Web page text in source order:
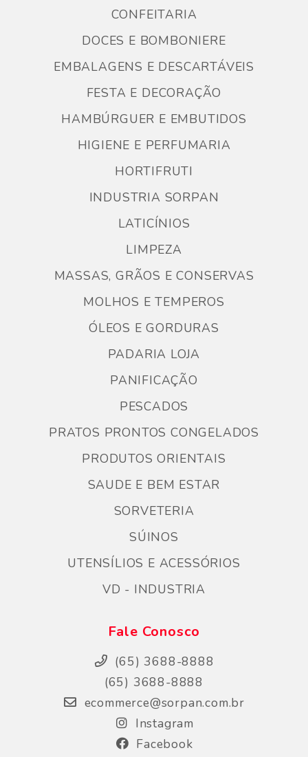
CONFEITARIA
DOCES E BOMBONIERE
EMBALAGENS E DESCARTÁVEIS
FESTA E DECORAÇÃO
HAMBÚRGUER E EMBUTIDOS
HIGIENE E PERFUMARIA
HORTIFRUTI
INDUSTRIA SORPAN
LATICÍNIOS
LIMPEZA
MASSAS, GRÃOS E CONSERVAS
MOLHOS E TEMPEROS
ÓLEOS E GORDURAS
PADARIA LOJA
PANIFICAÇÃO
PESCADOS
PRATOS PRONTOS CONGELADOS
PRODUTOS ORIENTAIS
SAUDE E BEM ESTAR
SORVETERIA
SÚINOS
UTENSÍLIOS E ACESSÓRIOS
VD - INDUSTRIA
Fale Conosco
(65) 3688-8888
(65) 3688-8888
ecommerce@sorpan.com.br
Instagram
Facebook